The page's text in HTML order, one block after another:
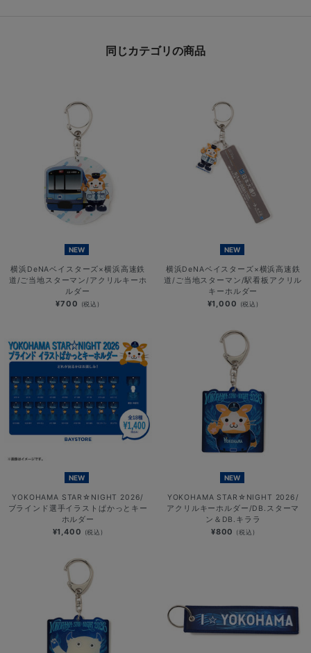
同じカテゴリの商品
NEW
横浜DeNAベイスターズ×横浜高速鉄
道/ご当地スターマン/アクリルキーホ
ルダー
¥700 (税込)
NEW
横浜DeNAベイスターズ×横浜高速鉄
道/ご当地スターマン/駅看板アクリル
キーホルダー
¥1,000 (税込)
NEW
YOKOHAMA STAR☆NIGHT 2026/
ブラインド選手イラストぱかっとキー
ホルダー
¥1,400 (税込)
NEW
YOKOHAMA STAR☆NIGHT 2026/
アクリルキーホルダー/DB.スターマ
ン＆DB.キララ
¥800 (税込)